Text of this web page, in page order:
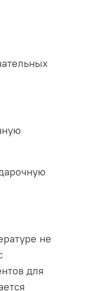
не
для